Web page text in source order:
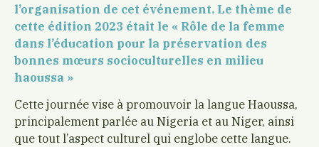
l’organisation de cet événement. Le thème de
cette édition 2023 était le « Rôle de la femme
dans l’éducation pour la préservation des
bonnes mœurs socioculturelles en milieu
haoussa »
Cette journée vise à promouvoir la langue Haoussa,
principalement parlée au Nigeria et au Niger, ainsi
que tout l’aspect culturel qui englobe cette langue.